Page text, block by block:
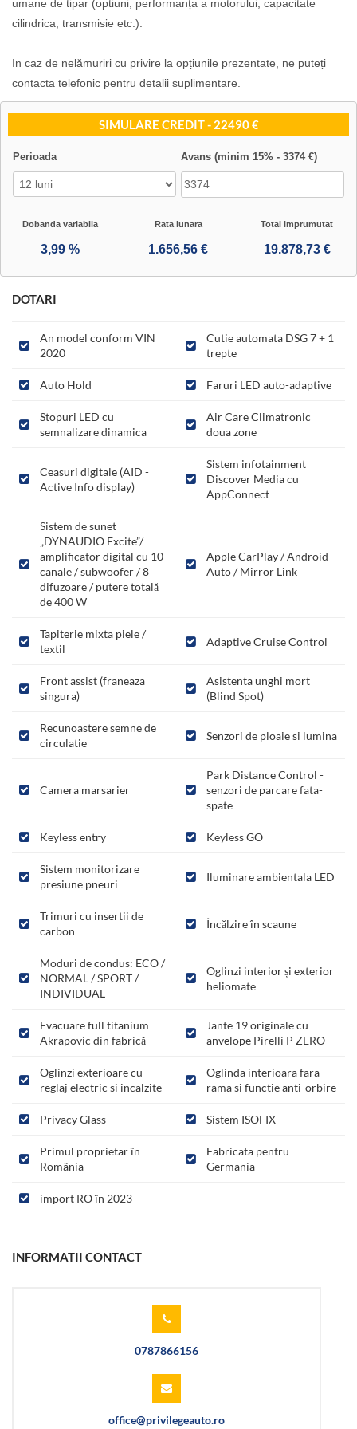
umane de tipar (optiuni, performanța a motorului, capacitate
cilindrica, transmisie etc.).
In caz de nelămuriri cu privire la opțiunile prezentate, ne puteți
contacta telefonic pentru detalii suplimentare.
SIMULARE CREDIT - 22490 €
Perioada Avans (minim 15% - 3374 €)
Dobanda variabila Rata lunara Total imprumutat
DOTARI
An model conform VIN
2020
Cutie automata DSG 7 + 1
trepte
Auto Hold Faruri LED auto-adaptive
Stopuri LED cu
semnalizare dinamica
Air Care Climatronic
doua zone
Ceasuri digitale (AID -
Active Info display)
Sistem infotainment
Discover Media cu
AppConnect
Sistem de sunet
„DYNAUDIO Excite”/
amplificator digital cu 10
canale / subwoofer / 8
difuzoare / putere totală
de 400 W
Apple CarPlay / Android
Auto / Mirror Link
Tapiterie mixta piele /
textil
Adaptive Cruise Control
Front assist (franeaza
singura)
Asistenta unghi mort
(Blind Spot)
Recunoastere semne de
circulatie
Senzori de ploaie si lumina
Camera marsarier
Park Distance Control -
senzori de parcare fata-
spate
Keyless entry Keyless GO
Sistem monitorizare
presiune pneuri
Iluminare ambientala LED
Trimuri cu insertii de
carbon
Încălzire în scaune
Moduri de condus: ECO /
NORMAL / SPORT /
INDIVIDUAL
Oglinzi interior și exterior
heliomate
Evacuare full titanium
Akrapovic din fabrică
Jante 19 originale cu
anvelope Pirelli P ZERO
Oglinzi exterioare cu
reglaj electric si incalzite
Oglinda interioara fara
rama si functie anti-orbire
Privacy Glass Sistem ISOFIX
Primul proprietar în
România
Fabricata pentru
Germania
import RO în 2023
INFORMATII CONTACT
0787866156
office@privilegeauto.ro